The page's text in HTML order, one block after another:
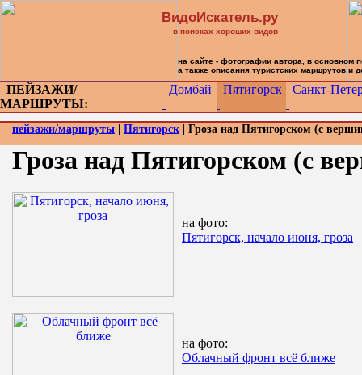
ПЕЙЗАЖИ/
МАРШРУТЫ:
Домбай Пятигорск Санкт-
пейзажи/маршруты Пятигорск | Гроза над Пятигорском (с
Гроза над Пятигорском (с
на фото:
Пятигорск, начало июня, гроза
на фото:
Облачный фронт всё ближе
ВидоИскатель.ру
в поисках хороших видов
на сайте - фотографии автора, в основном
а также описания туристских маршрутов и